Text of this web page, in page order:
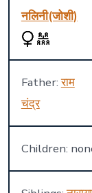
नलिनी(जोशी)
Father:राम
चंद्र
Children: